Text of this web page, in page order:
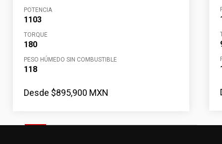
POTENCIA
1103
TORQUE
180
PESO HÚMEDO SIN COMBUSTIBLE
118
Desde $895,900 MXN